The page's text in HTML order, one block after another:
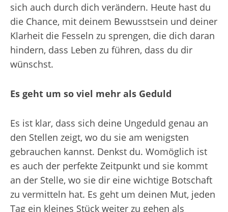
sich auch durch dich verändern. Heute hast du
die Chance, mit deinem Bewusstsein und deiner
Klarheit die Fesseln zu sprengen, die dich daran
hindern, dass Leben zu führen, dass du dir
wünschst.
Es geht um so viel mehr als Geduld
Es ist klar, dass sich deine Ungeduld genau an
den Stellen zeigt, wo du sie am wenigsten
gebrauchen kannst. Denkst du. Womöglich ist
es auch der perfekte Zeitpunkt und sie kommt
an der Stelle, wo sie dir eine wichtige Botschaft
zu vermitteln hat. Es geht um deinen Mut, jeden
Tag ein kleines Stück weiter zu gehen als